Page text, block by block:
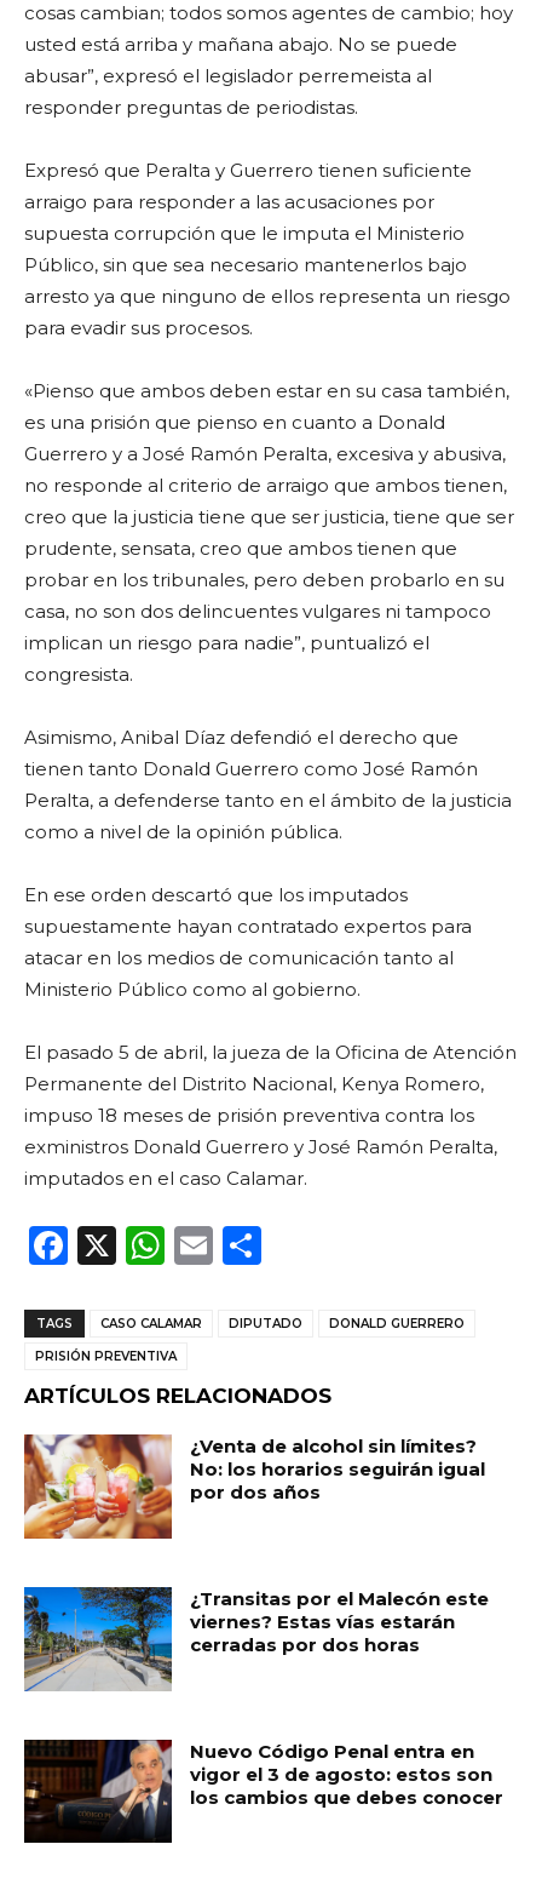
cosas cambian; todos somos agentes de cambio; hoy
usted está arriba y mañana abajo. No se puede
abusar”, expresó el legislador perremeista al
responder preguntas de periodistas.
Expresó que Peralta y Guerrero tienen suficiente
arraigo para responder a las acusaciones por
supuesta corrupción que le imputa el Ministerio
Público, sin que sea necesario mantenerlos bajo
arresto ya que ninguno de ellos representa un riesgo
para evadir sus procesos.
«Pienso que ambos deben estar en su casa también,
es una prisión que pienso en cuanto a Donald
Guerrero y a José Ramón Peralta, excesiva y abusiva,
no responde al criterio de arraigo que ambos tienen,
creo que la justicia tiene que ser justicia, tiene que ser
prudente, sensata, creo que ambos tienen que
probar en los tribunales, pero deben probarlo en su
casa, no son dos delincuentes vulgares ni tampoco
implican un riesgo para nadie”, puntualizó el
congresista.
Asimismo, Anibal Díaz defendió el derecho que
tienen tanto Donald Guerrero como José Ramón
Peralta, a defenderse tanto en el ámbito de la justicia
como a nivel de la opinión pública.
En ese orden descartó que los imputados
supuestamente hayan contratado expertos para
atacar en los medios de comunicación tanto al
Ministerio Público como al gobierno.
El pasado 5 de abril, la jueza de la Oficina de Atención
Permanente del Distrito Nacional, Kenya Romero,
impuso 18 meses de prisión preventiva contra los
exministros Donald Guerrero y José Ramón Peralta,
imputados en el caso Calamar.
F
c
e
b
o
o
k
X
W
a
ts
A
p
p
E
ai m
ar
ti
r
TAGS CASO CALAMAR DIPUTADO DONALD GUERRERO
PRISIÓN PREVENTIVA
ARTÍCULOS RELACIONADOS
¿Venta de alcohol sin límites?
No: los horarios seguirán igual
por dos años
¿Transitas por el Malecón este
viernes? Estas vías estarán
cerradas por dos horas
Nuevo Código Penal entra en
vigor el 3 de agosto: estos son
los cambios que debes conocer